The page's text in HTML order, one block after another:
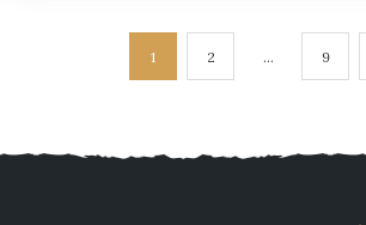
Navigácia
1 2 … 9